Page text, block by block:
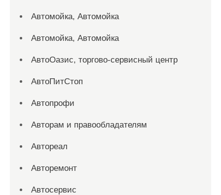
Автомойка, Автомойка
Автомойка, Автомойка
АвтоОазис, торгово-сервисный центр
АвтоПитСтоп
Автопрофи
Авторам и правообладателям
Автореал
Авторемонт
Автосервис